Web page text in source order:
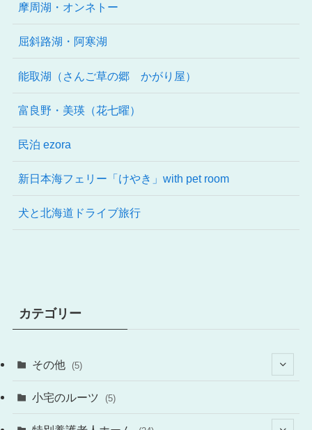
摩周湖・オンネトー
屈斜路湖・阿寒湖
能取湖（さんご草の郷 かがり屋）
富良野・美瑛（花七曜）
民泊 ezora
新日本海フェリー「けやき」with pet room
犬と北海道ドライブ旅行
カテゴリー
その他 (5)
(4)
小宅のルーツ (5)